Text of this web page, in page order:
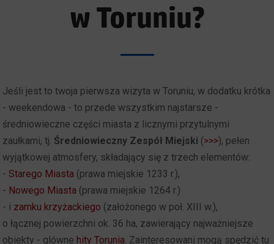
w Toruniu?
Jeśli jest to twoja pierwsza wizyta w Toruniu, w dodatku krótka
- weekendowa - to przede wszystkim najstarsze -
średniowieczne części miasta z licznymi przytulnymi
zaułkami, tj. Średniowieczny Zespół Miejski (>>>), pełen
wyjątkowej atmosfery, składający się z trzech elementów:
- Starego Miasta (prawa miejskie 1233 r.),
- Nowego Miasta (prawa miejskie 1264 r.)
- i zamku krzyżackiego (założonego w poł. XIII w.),
o łącznej powierzchni ok. 36 ha, zawierający najważniejsze
obiekty - glówne hity Torunia. Zainteresowani mogą spędzić tu